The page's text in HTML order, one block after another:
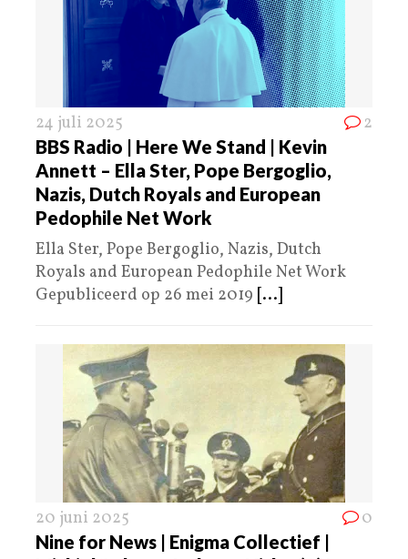
24 juli 2025 2
BBS Radio | Here We Stand | Kevin
Annett – Ella Ster, Pope Bergoglio,
Nazis, Dutch Royals and European
Pedophile Net Work
Ella Ster, Pope Bergoglio, Nazis, Dutch
Royals and European Pedophile Net Work
Gepubliceerd op 26 mei 2019 [...]
20 juni 2025 0
Nine for News | Enigma Collectief |